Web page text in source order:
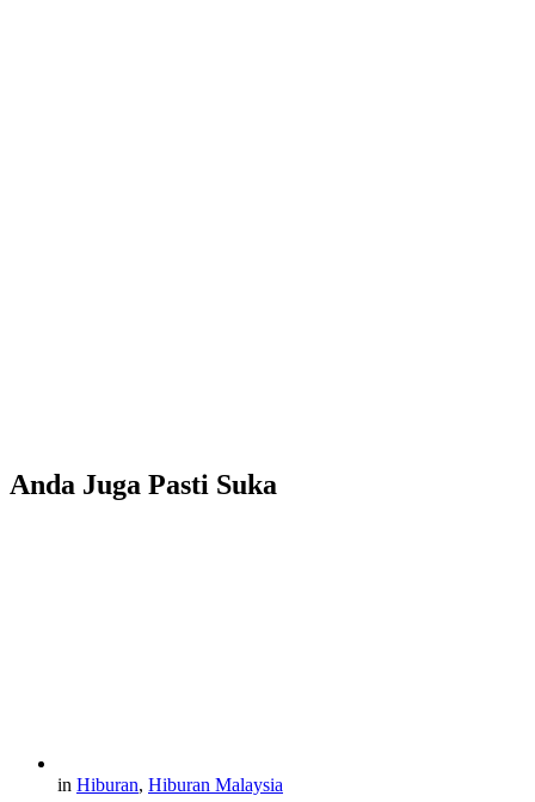
Anda Juga Pasti Suka
in Hiburan, Hiburan Malaysia